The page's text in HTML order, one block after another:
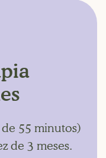
55 minutos)
de 3 meses.